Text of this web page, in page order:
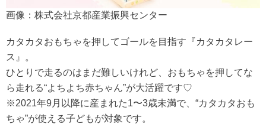
画像：株式会社京都産業振興センター
カタカタおもちゃを押してゴールを目指す『カタカタレー
ス』。
ひとりで走るのはまだ難しいけれど、おもちゃを押してな
ら走れる“よちよち赤ちゃん”が大活躍です♡
※2021年9月以降に産まれた1〜3歳未満で、“カタカタおも
ちゃ”が使える子どもが対象です。